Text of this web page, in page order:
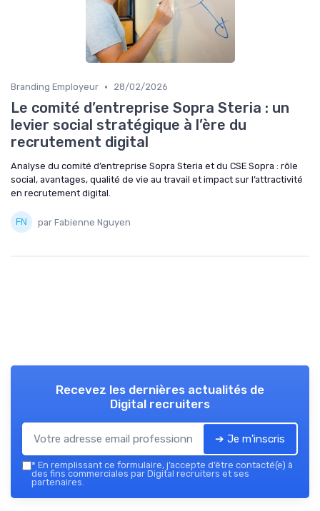
Branding Employeur • 28/02/2026
Le comité d’entreprise Sopra Steria : un
levier social stratégique à l’ère du
recrutement digital
Analyse du comité d’entreprise Sopra Steria et du CSE Sopra : rôle
social, avantages, qualité de vie au travail et impact sur l’attractivité
en recrutement digital.
par Fabienne Nguyen
Recevez les dernières actualités de
Digital recruiters
➔ Je m'inscris
* En remplissant ce formulaire, j’accepte d’être contacté(e) à
des fins commerciales par Digital recruiters et ses
partenaires.